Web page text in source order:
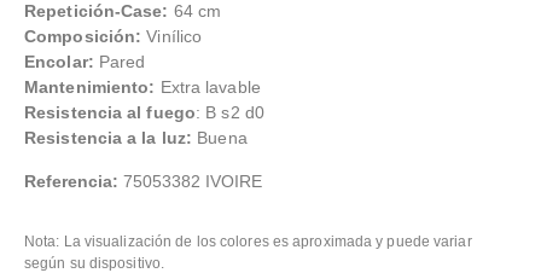
Repetición-Case: 64 cm
Composición: Vinílico
Encolar: Pared
Mantenimiento: Extra lavable
Resistencia al fuego: B s2 d0
Resistencia a la luz: Buena
Referencia: 75053382 IVOIRE
Nota: La visualización de los colores es aproximada y puede variar
según su dispositivo.